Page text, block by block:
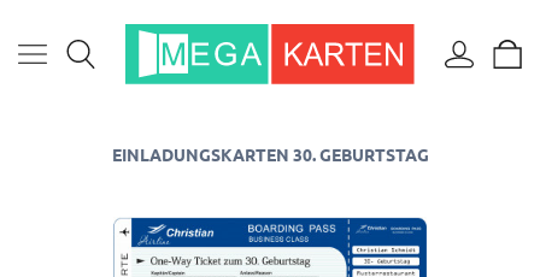
EINLADUNGSKARTEN 30. GEBURTSTAG